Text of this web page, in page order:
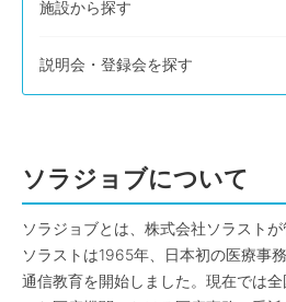
施設から探す
説明会・登録会を探す
ソラジョブについて
ソラジョブとは、株式会社ソラストが
ソラストは1965年、日本初の医療事
通信教育を開始しました。現在では